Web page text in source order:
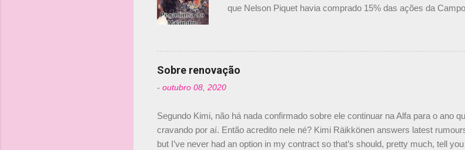
que Nelson Piquet havia comprado 15% das ações da
dirigente foi taxativo ao declarar que o brasileiro não será o
verdade, nós recebemos uma oferta de Piquet", admitiu
Senna, não podemos ter dois brasileiros”, explicou, dizendo
Sobre renovação
- outubro 08, 2020
Segundo Kimi, não há nada confirmado sobre ele continuar na Alfa para o ano
cravando por aí. Então acredito nele né? Kimi Räikkönen answers latest
but I’ve never had an option in my contract so that’s should, pretty much, tell